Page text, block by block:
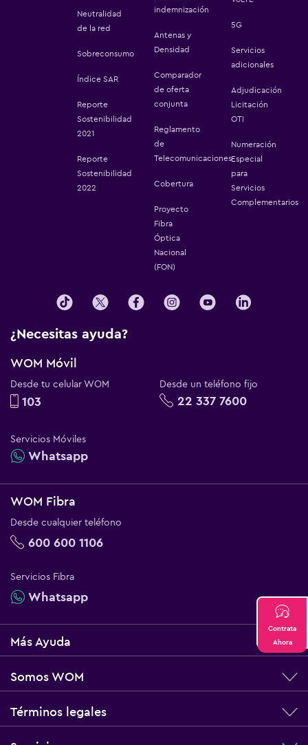
Neutralidad
de la red
Sobreconsumo
Índice SAR
Reporte
Sostenibilidad
2021
Reporte
Sostenibilidad
2022
indemnización
Antenas y
Densidad
Comparador
de oferta
conjunta
Reglamento
de
Telecomunicaciones
Cobertura
Proyecto
Fibra
Óptica
Nacional
(FON)
5G
Servicios
adicionales
Adjudicación
Licitación
OTI
Numeración
Especial
para
Servicios
Complementarios
¿Necesitas ayuda?
WOM Móvil
Desde tu celular WOM
103
Desde un teléfono fijo
22 337 7600
Servicios Móviles
Whatsapp
WOM Fibra
Desde cualquier teléfono
600 600 1106
Servicios Fibra
Whatsapp
Más Ayuda
Somos WOM
Términos legales
Contrata
Ahora